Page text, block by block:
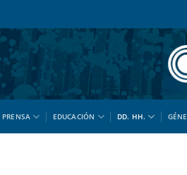
PRENSA EDUCACIÓN DD. HH.